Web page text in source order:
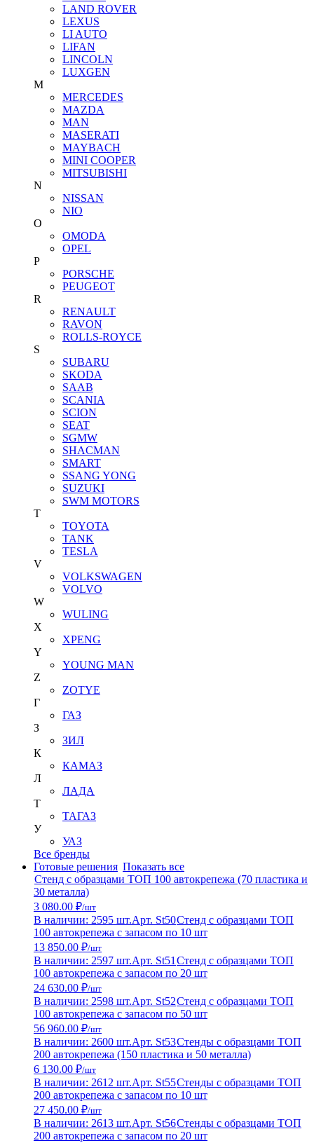
LAND ROVER
LEXUS
LI AUTO
LIFAN
LINCOLN
LUXGEN
M
MERCEDES
MAZDA
MAN
MASERATI
MAYBACH
MINI COOPER
MITSUBISHI
N
NISSAN
NIO
O
OMODA
OPEL
P
PORSCHE
PEUGEOT
R
RENAULT
RAVON
ROLLS-ROYCE
S
SUBARU
SKODA
SAAB
SCANIA
SCION
SEAT
SGMW
SHACMAN
SMART
SSANG YONG
SUZUKI
SWM MOTORS
T
TOYOTA
TANK
TESLA
V
VOLKSWAGEN
VOLVO
W
WULING
X
XPENG
Y
YOUNG MAN
Z
ZOTYE
Г
ГАЗ
З
ЗИЛ
К
КАМАЗ
Л
ЛАДА
Т
ТАГАЗ
У
УАЗ
Все бренды
Готовые решения Показать все
Стенд с образцами ТОП 100 автокрепежа (70 пластика и
30 металла)
3 080.00 ₽/шт
В наличии: 2595 шт.Арт. St50Стенд с образцами ТОП
100 автокрепежа с запасом по 10 шт
13 850.00 ₽/шт
В наличии: 2597 шт.Арт. St51 Стенд с образцами ТОП
100 автокрепежа с запасом по 20 шт
24 630.00 ₽/шт
В наличии: 2598 шт.Арт. St52Стенд с образцами ТОП
100 автокрепежа с запасом по 50 шт
56 960.00 ₽/шт
В наличии: 2600 шт.Арт. St53Стенды с образцами ТОП
200 автокрепежа (150 пластика и 50 металла)
6 130.00 ₽/шт
В наличии: 2612 шт.Арт. St55Стенды с образцами ТОП
200 автокрепежа с запасом по 10 шт
27 450.00 ₽/шт
В наличии: 2613 шт.Арт. St56Стенды с образцами ТОП
200 автокрепежа с запасом по 20 шт